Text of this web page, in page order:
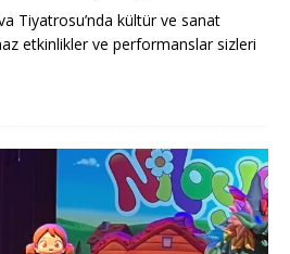
Tiyatrosu’nda kültür ve sanat
etkinlikler ve performanslar sizleri